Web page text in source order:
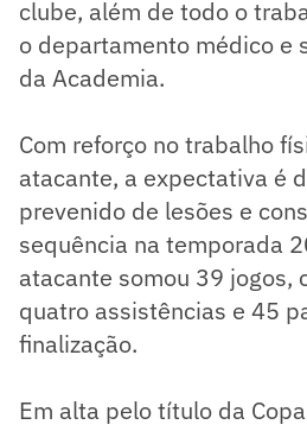
clube, além de todo o
o departamento médico e
da Academia.
Com reforço no trabalho
atacante, a expectativa é
prevenido de lesões e
sequência na temporada
atacante somou 39 jogos,
quatro assistências e 45
finalização.
Em alta pelo título da